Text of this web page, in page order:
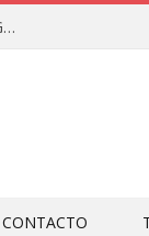
Clausuras de los campamentos de verano en Alhaurín y Villa del Guadalhorce 2026
CONTACTO